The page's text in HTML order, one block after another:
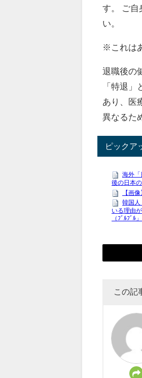
す。 ご自
い。
※これは
退職後の
「特退
あり、医
異なるた
ピックア
この記